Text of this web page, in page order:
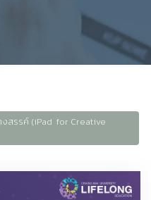
งสรรค์ (iPad for Creative